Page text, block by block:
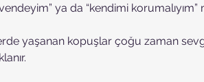
ya da “kendimi korumalıyım”
yaşanan kopuşlar çoğu zaman